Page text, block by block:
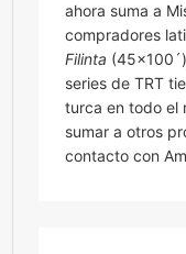
ahora suma a
compradores
Filinta
series de TRT
turca en todo el
sumar a otros
contacto con